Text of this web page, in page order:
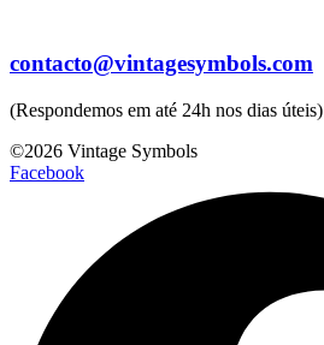
contacto@vintagesymbols.com
(Respondemos em até 24h nos dias úteis)
©2026 Vintage Symbols
Facebook